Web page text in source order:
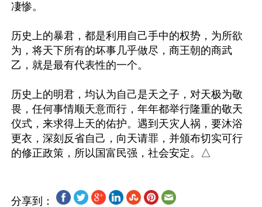
凄惨。
历史上的暴君，都是利用自己手中的权势，为所欲
为，将天下所有的坏事几乎做尽，商王朝的商武
乙，就是最有代表性的一个。
历史上的明君，均认为自己是天之子，对天极为敬
畏，任何事情顺天意而行，年年都举行隆重的敬天
仪式，来求得上天的佑护。遇到天灾人祸，要沐浴
更衣，深刻反省自己，向天请罪，并颁布切实可行
分享到：